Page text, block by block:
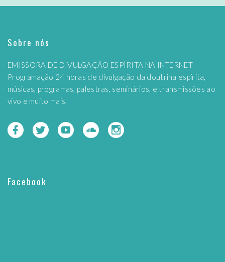
Sobre nós
EMISSORA DE DIVULGAÇÃO ESPÍRITA NA INTERNET
Programação 24 horas de divulgação da doutrina espírita,
músicas, programas, palestras, seminários, e transmissões ao
vivo e muito mais.
Facebook